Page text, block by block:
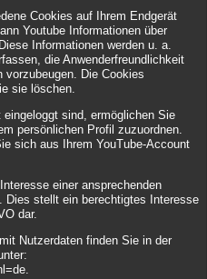
Cookies auf Ihrem Endgerät
Youtube Informationen über
Informationen werden u. a.
die Anwenderfreundlichkeit
Die Cookies
sie löschen.
sind, ermöglichen Sie
persönlichen Profil zuzuordnen.
sich aus Ihrem YouTube-Account
einer ansprechenden
Dies stellt ein berechtigtes Interesse
dar.
Nutzerdaten finden Sie in der